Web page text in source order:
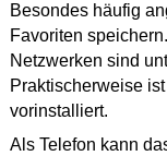
Besondes häufig
Favoriten
Netzwerken sind
Praktischerweise
vorinstalliert.
Als Telefon kann